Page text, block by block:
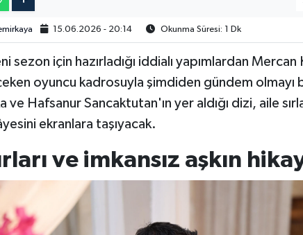
15.06.2026 - 20:14 Okunma Süresi: 1 Dk
sezon için hazırladığı iddialı yapımlardan
oyuncu kadrosuyla şimdiden gündem olmayı
ve Hafsanur Sancaktutan'ın yer aldığı dizi, aile
ekranlara taşıyacak.
ve imkansız aşkın